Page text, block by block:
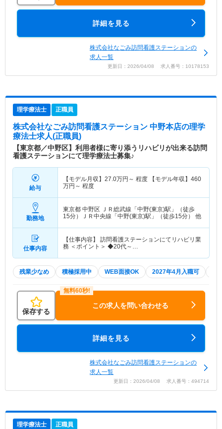
詳細を見る
株式会社なごみ訪問看護ステーションの
求人一覧
更新日：2026/04/08 求人番号：10178153
理学療法士 正職員
株式会社なごみ訪問看護ステーション 中野本店の理学
療法士求人(正職員)
【東京都／中野区】利用者様に寄り添うリハビリが出来る訪問
看護ステーションにて理学療法士募集♪
給与
【モデル月収】 27.0万円～ 程度 【モデル年収】 460
万円～ 程度
勤務地
東京都 中野区 ＪＲ総武線「中野(東京)駅」（徒歩
15分）ＪＲ中央線「中野(東京)駅」（徒歩15分） 他
仕事内容
【仕事内容】 訪問看護ステーションにてリハビリ業
務 ＜ポイント＞ ◆20代～…
残業少なめ 積極採用中 WEB面接OK 2027年4月入職可
保存する
この求人を問い合わせる
詳細を見る
株式会社なごみ訪問看護ステーションの
求人一覧
更新日：2026/04/08 求人番号：494714
理学療法士 正職員